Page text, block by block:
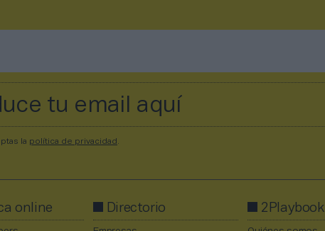
la política de privacidad
online Directorio 2Playbook